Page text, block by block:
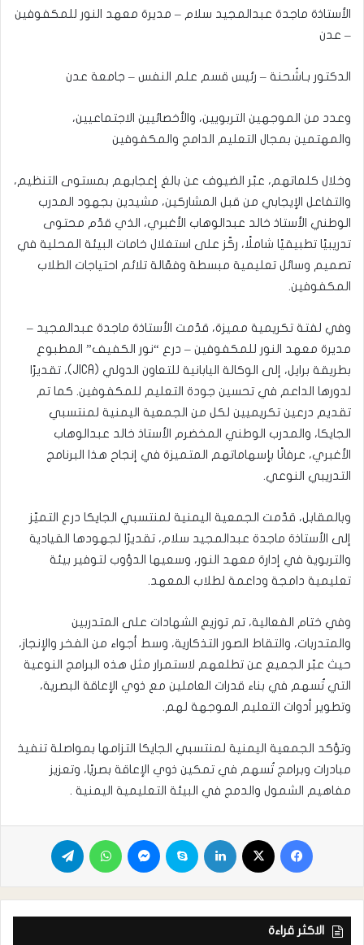
الأستاذة ماجدة عبدالمجيد سلام – مديرة معهد النور للمكفوفين
– عدن
الدكتور بـاشُحنة – رئيس قسم علم النفس – جامعة عدن
وعدد من الموجهين التربويين، والأخصائيين الاجتماعيين،
والمهتمين بمجال التعليم الدامج والمكفوفين
وخلال كلماتهم، عبّر الضيوف عن بالغ إعجابهم بمستوى التنظيم،
والتفاعل الإيجابي من قبل المشاركين، مشيدين بجهود المدرب
الوطني الأستاذ خالد عبدالوهاب الأغبري، الذي قدّم محتوى
تدريبيًا تطبيقيًا شاملًا، ركّز على استغلال خامات البيئة المحلية في
تصميم وسائل تعليمية مبسطة وفعّالة تلائم احتياجات الطلاب
المكفوفين.
وفي لفتة تكريمية مميزة، قدّمت الأستاذة ماجدة عبدالمجيد –
مديرة معهد النور للمكفوفين – درع “نور الكفيف” المطبوع
بطريقة برايل، إلى الوكالة اليابانية للتعاون الدولي (JICA)، تقديرًا
لدورها الداعم في تحسين جودة التعليم للمكفوفين. كما تم
تقديم درعين تكريميين لكل من الجمعية اليمنية لمنتسبي
الجايكا، والمدرب الوطني المخضرم الأستاذ خالد عبدالوهاب
الأغبري، عرفانًا بإسهاماتهم المتميزة في إنجاح هذا البرنامج
التدريبي النوعي.
وبالمقابل، قدّمت الجمعية اليمنية لمنتسبي الجايكا درع التميّز
إلى الأستاذة ماجدة عبدالمجيد سلام، تقديرًا لجهودها القيادية
والتربوية في إدارة معهد النور، وسعيها الدؤوب لتوفير بيئة
تعليمية دامجة وداعمة لطلاب المعهد.
وفي ختام الفعالية، تم توزيع الشهادات على المتدربين
والمتدربات، والتقاط الصور التذكارية، وسط أجواء من الفخر والإنجاز،
حيث عبّر الجميع عن تطلعهم لاستمرار مثل هذه البرامج النوعية
التي تُسهم في بناء قدرات العاملين مع ذوي الإعاقة البصرية،
وتطوير أدوات التعليم الموجهة لهم.
وتؤكد الجمعية اليمنية لمنتسبي الجايكا التزامها بمواصلة تنفيذ
مبادرات وبرامج تُسهم في تمكين ذوي الإعاقة بصريًا، وتعزيز
مفاهيم الشمول والدمج في البيئة التعليمية اليمنية .
الاكثر قراءة